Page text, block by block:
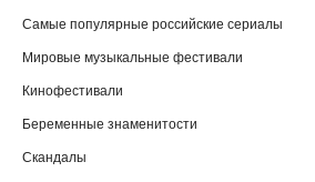
Самые популярные российские сериалы
Мировые музыкальные фестивали
Кинофестивали
Беременные знаменитости
Скандалы